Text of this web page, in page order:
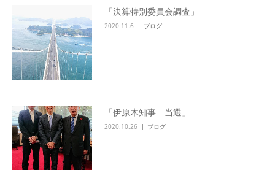
「決算特別委員会調査」
2020.11.6 ブログ
「伊原木知事 当選」
2020.10.26 ブログ